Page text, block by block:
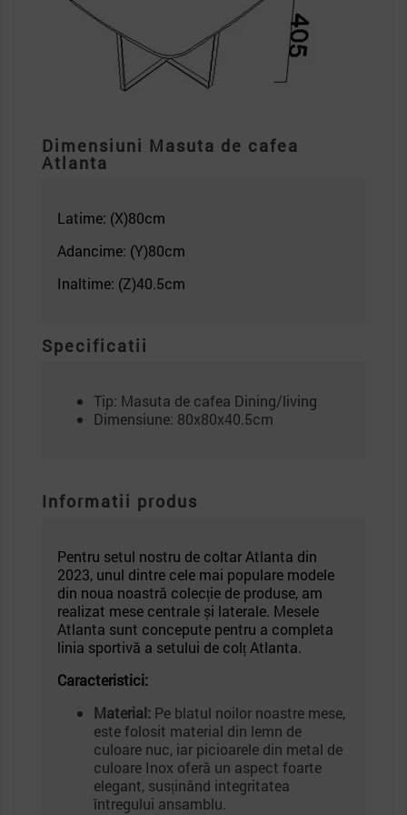
Dimensiuni Masuta de cafea
Atlanta
Latime: (X)80cm
Adancime: (Y)80cm
Inaltime: (Z)40.5cm
Specificatii
Tip: Masuta de cafea Dining/living
Dimensiune: 80x80x40.5cm
Informatii produs
Pentru setul nostru de coltar Atlanta din
2023, unul dintre cele mai populare modele
din noua noastră colecție de produse, am
realizat mese centrale și laterale. Mesele
Atlanta sunt concepute pentru a completa
linia sportivă a setului de colț Atlanta.
Caracteristici:
Material: Pe blatul noilor noastre mese,
este folosit material din lemn de
culoare nuc, iar picioarele din metal de
culoare Inox oferă un aspect foarte
elegant, susținând integritatea
întregului ansamblu.